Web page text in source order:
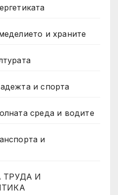
и храните
и спорта
среда и водите
и
ТРУДА И